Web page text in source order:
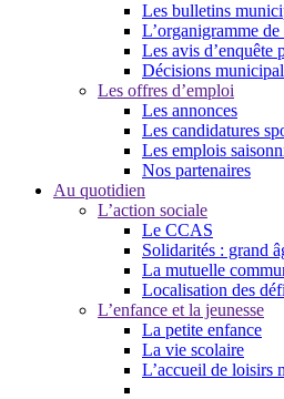
Les bulletins
L’organigramme
Les avis d’enquête
Décisions
Les offres d’emploi
Les annonces
Les candidatures
Les emplois
Nos partenaires
Au quotidien
L’action sociale
Le CCAS
Solidarités : grand
La mutuelle
Localisation des
L’enfance et la jeunesse
La petite enfance
La vie scolaire
L’accueil de loisirs